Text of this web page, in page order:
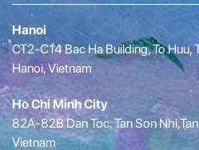
Hanoi
CT2-C14 Bac Ha Building, To Huu,
Hanoi, Vietnam
Ho Chi Minh City
82A-82B Dan Toc, Tan Son
Vietnam